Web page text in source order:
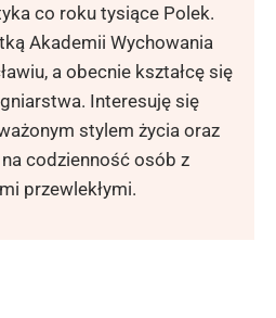
co roku tysiące Polek.
Akademii Wychowania
a obecnie kształcę się
Interesuję się
stylem życia oraz
codzienność osób z
przewlekłymi.